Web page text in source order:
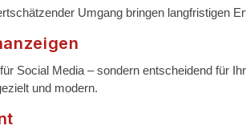
Umgang bringen langfristigen
Social Media – sondern entscheidend für
und modern.